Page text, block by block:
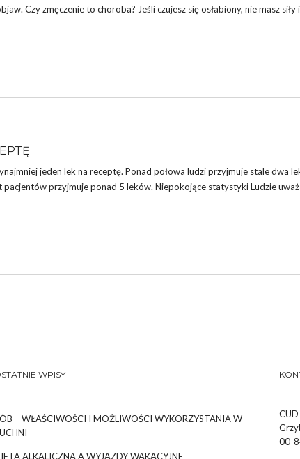
Czy zmęczenie to choroba? Jeśli czujesz się osłabiony, nie masz siły
jeden lek na receptę. Ponad połowa ludzi przyjmuje stale dwa
przyjmuje ponad 5 leków. Niepokojące statystyki Ludzie
WPISY
– WŁAŚCIWOŚCI I MOŻLIWOŚCI WYKORZYSTANIA W
ALKALICZNA A WYJAZDY WAKACYJNE
CUD
00-